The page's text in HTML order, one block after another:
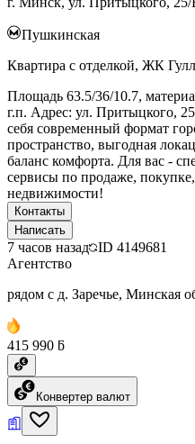
Пушкинская
Квартира с отделкой, ЖК
Площадь 63.5/36/10.7,
г.п. Адрес: ул. Притыцкого,
себя современный формат
пространство, выгодная
баланс комфорта. Для вас -
сервисы по продаже,
недвижимости!
Контакты
Написать
7 часов назад ID 4149681
Агентство
рядом с д. Заречье, Минская
415 990 ƃ
Конвертер валют